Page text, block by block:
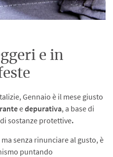
e in
Gennaio è il mese giusto
edepurativa, a base di
sostanze protettive.
senza rinunciare al gusto, è
puntando